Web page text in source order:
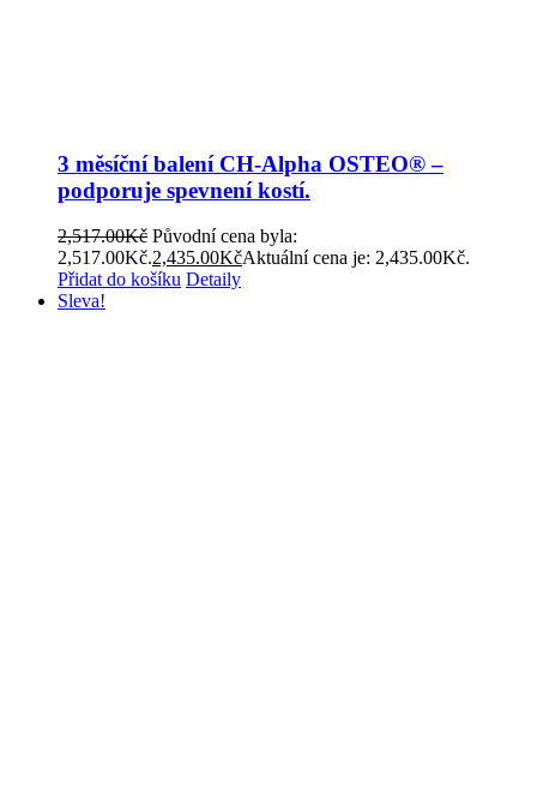
3 měsíční balení CH-Alpha OSTEO® –
podporuje spevnení kostí.
2,517.00Kč Původní cena byla:
2,517.00Kč.2,435.00KčAktuální cena je: 2,435.00Kč.
Přidat do košíku Detaily
Sleva!